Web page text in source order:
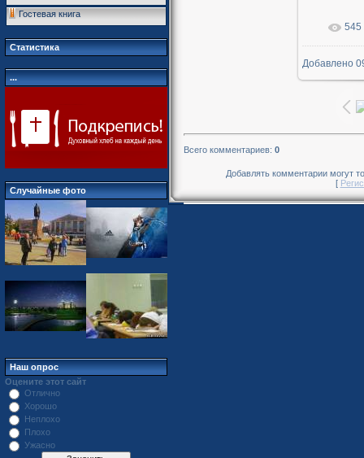
Гостевая книга
Статистика
...
Случайные фото
Наш опрос
Оцените этот сайт
Отлично
Хорошо
Неплохо
Плохо
Ужасно
В
545
Добавлено
Всего комментариев: 0
Добавлять комментарии могут
[